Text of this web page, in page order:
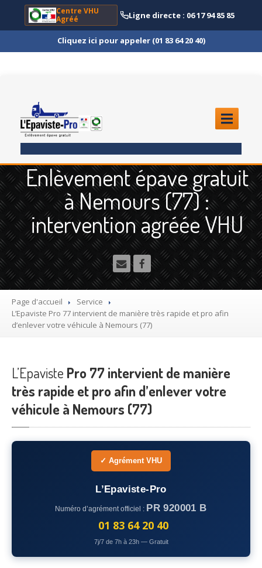
Centre VHU
Agréé
Ligne directe : 06 17 94 85 85
Cliquez ici pour appeler (01 83 64 20 40)
ENLÈVEMENTÉPAVE
Quoi ?
Scooteret Moto
Camion
et Poids Lourd
Utilitaire
Démolisseuragrée VHU gratuit
Mettreà la casse sa voiture
Recyclagevoiture usagée gratuit
Destructionde voiture agréé
EpavisteGratuit
Rachatvoiture accidentée
– Seine-et-Marne
– Yvelines
92– Hauts-de-Seine
Enlèvement épave gratuit
à Nemours (77) :
intervention agréée VHU
Page d'accueil
Service
L’Epaviste Pro 77 intervient de manière très rapide et pro afin
d’enlever votre véhicule à Nemours (77)
L’Epaviste Pro 77 intervient de manière
très rapide et pro afin d’enlever votre
véhicule à Nemours (77)
✓ Agrément VHU
L’Epaviste-Pro
Numéro d’agrément officiel : PR 920001 B
01 83 64 20 40
7j/7 de 7h à 23h — Gratuit